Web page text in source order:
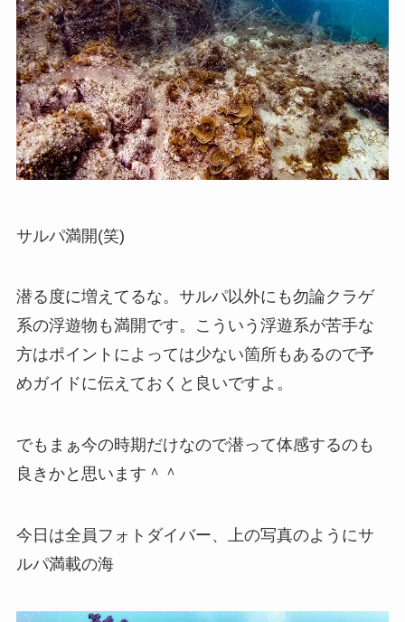
サルパ満開(笑)
潜る度に増えてるな。サルパ以外にも勿論クラゲ
系の浮遊物も満開です。こういう浮遊系が苦手な
方はポイントによっては少ない箇所もあるので予
めガイドに伝えておくと良いですよ。
でもまぁ今の時期だけなので潜って体感するのも
良きかと思います＾＾
今日は全員フォトダイバー、上の写真のようにサ
ルパ満載の海